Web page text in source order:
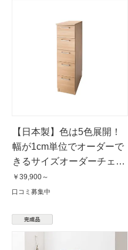
【日本製】色は5色展開！
幅が1cm単位でオーダーで
きるサイズオーダーチェス
ト 5段（高さ107cm）・奥
行35cm・幅25〜80cm
￥39,900～
口コミ募集中